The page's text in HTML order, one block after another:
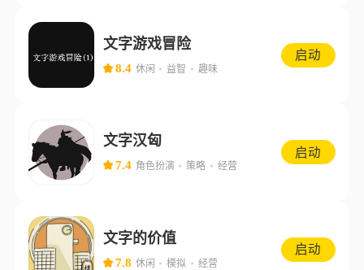
文字游戏冒险
8.4 休闲 益智 趣味
启动
文字汉匈
7.4 角色扮演 策略 经营
启动
文字的价值
7.8 休闲 模拟 经营
启动